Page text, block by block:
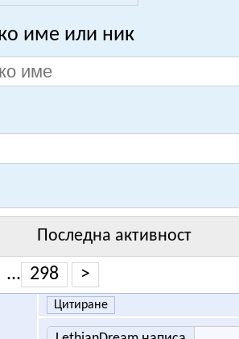
име или ник
Последна активност
... 298 >
Цитиране